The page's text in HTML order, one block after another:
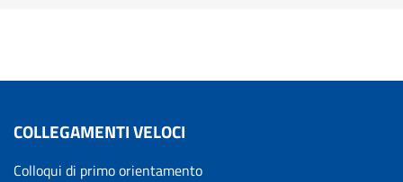
COLLEGAMENTI VELOCI
Colloqui di primo orientamento